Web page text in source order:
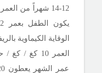
12-14 شهراً من
العمر 10 كغ
/كغ/
عمر الشهر يعطون 20ملغ